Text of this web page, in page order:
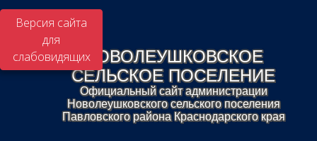
Версия сайта
для
слабовидящихНОВОЛЕУШКОВСКОЕ
СЕЛЬСКОЕ ПОСЕЛЕНИЕ
Официальный сайт администрации
Новолеушковского сельского поселения
Павловского района Краснодарского края